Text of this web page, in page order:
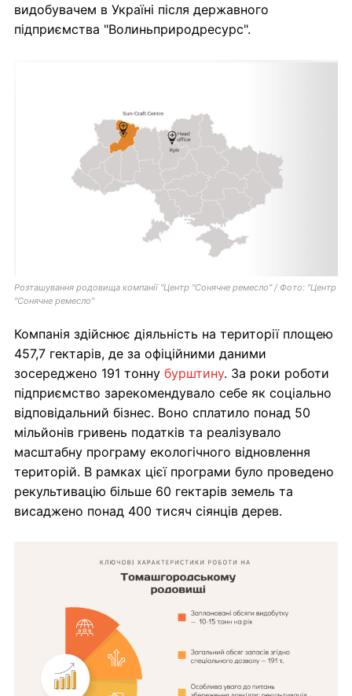
видобувачем в Україні після державного
підприємства "Волиньприродресурс".
Розташування родовища компанії "Центр "Сонячне ремесло" / Фото: "Центр
"Сонячне ремесло"
Компанія здійснює діяльність на території площею
457,7 гектарів, де за офіційними даними
зосереджено 191 тонну бурштину. За роки роботи
підприємство зарекомендувало себе як соціально
відповідальний бізнес. Воно сплатило понад 50
мільйонів гривень податків та реалізувало
масштабну програму екологічного відновлення
територій. В рамках цієї програми було проведено
рекультивацію більше 60 гектарів земель та
висаджено понад 400 тисяч сіянців дерев.